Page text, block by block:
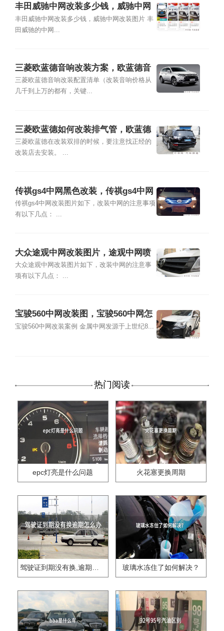
丰田威驰中网改装多少钱，威驰中网
改装图片
丰田威驰中网改装多少钱，威驰中网改装图片 丰
田威驰的中网...
三菱欧蓝德音响改装方案，欧蓝德音
响改装多少钱
三菱欧蓝德音响改装配置清单（改装音响价格从
几千到上万的都有，关键...
三菱欧蓝德如何改装排气管，欧蓝德
改双排气管图片
三菱欧蓝德在改装双排的时候，要注意找正经的
改装店去安装。 ...
传祺gs4中网黑色改装，传祺gs4中网
改装图片
传祺gs4中网改装图片如下，改装中网的注意事项
有以下几点： ...
大众途观中网改装图片，途观中网喷
黑改色
大众途观中网改装图片如下，改装中网的注意事
项有以下几点： ...
宝骏560中网改装图，宝骏560中网怎
么改装
宝骏560中网改装案例 金属中网发源于上世纪8...
热门阅读
epc灯亮是什么问题 火花塞更换周期
玻璃水冻住了如何解决？